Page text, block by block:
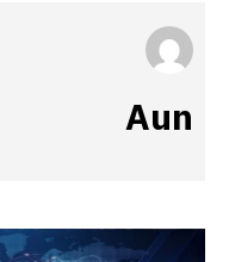
Aun